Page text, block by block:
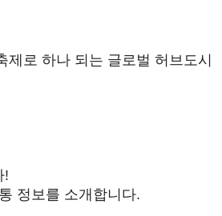
제로 하나 되는 글로벌 허브도시
!
정보를 소개합니다.